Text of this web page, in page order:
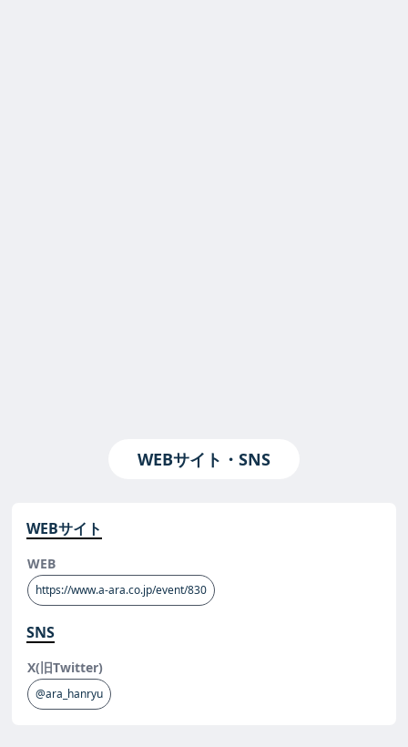
WEBサイト・SNS
WEBサイト
WEB
https://www.a-ara.co.jp/event/830
SNS
X(旧Twitter)
@ara_hanryu